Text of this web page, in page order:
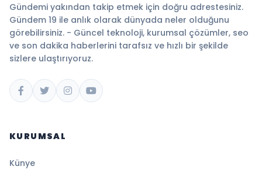
Gündemi yakından takip etmek için doğru adrestesiniz.
Gündem 19 ile anlık olarak dünyada neler olduğunu
görebilirsiniz. - Güncel teknoloji, kurumsal çözümler, seo
ve son dakika haberlerini tarafsız ve hızlı bir şekilde
sizlere ulaştırıyoruz.
KURUMSAL
Künye